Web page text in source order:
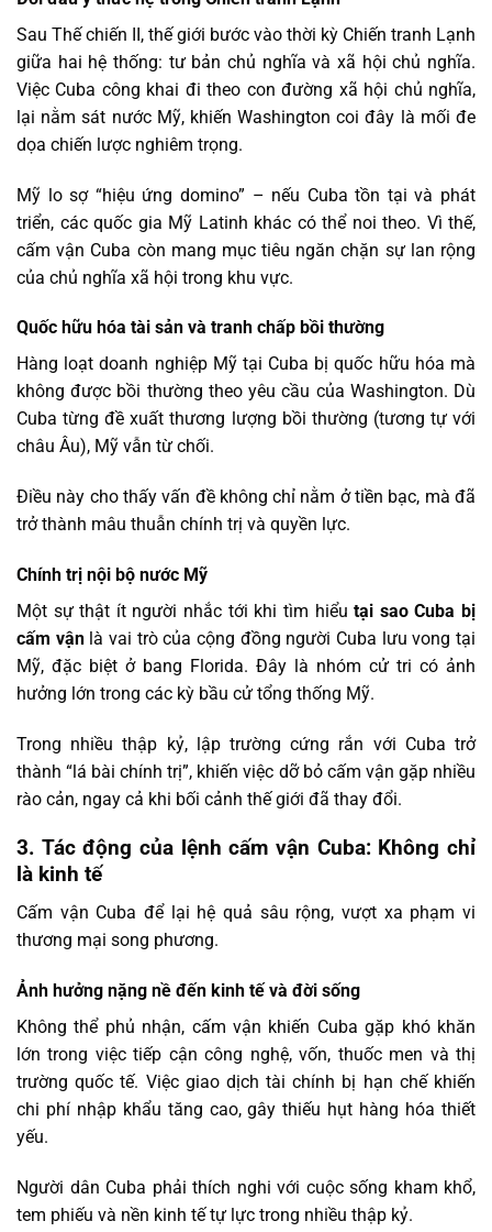
Sau Thế chiến II, thế giới bước vào thời kỳ Chiến tranh Lạnh
giữa hai hệ thống: tư bản chủ nghĩa và xã hội chủ nghĩa.
Việc Cuba công khai đi theo con đường xã hội chủ nghĩa,
lại nằm sát nước Mỹ, khiến Washington coi đây là mối đe
dọa chiến lược nghiêm trọng.
Mỹ lo sợ “hiệu ứng domino” – nếu Cuba tồn tại và phát
triển, các quốc gia Mỹ Latinh khác có thể noi theo. Vì thế,
cấm vận Cuba còn mang mục tiêu ngăn chặn sự lan rộng
của chủ nghĩa xã hội trong khu vực.
Quốc hữu hóa tài sản và tranh chấp bồi thường
Hàng loạt doanh nghiệp Mỹ tại Cuba bị quốc hữu hóa mà
không được bồi thường theo yêu cầu của Washington. Dù
Cuba từng đề xuất thương lượng bồi thường (tương tự với
châu Âu), Mỹ vẫn từ chối.
Điều này cho thấy vấn đề không chỉ nằm ở tiền bạc, mà đã
trở thành mâu thuẫn chính trị và quyền lực.
Chính trị nội bộ nước Mỹ
Một sự thật ít người nhắc tới khi tìm hiểutại sao Cuba bị
cấm vậnlà vai trò của cộng đồng người Cuba lưu vong tại
Mỹ, đặc biệt ở bang Florida. Đây là nhóm cử tri có ảnh
hưởng lớn trong các kỳ bầu cử tổng thống Mỹ.
Trong nhiều thập kỷ, lập trường cứng rắn với Cuba trở
thành “lá bài chính trị”, khiến việc dỡ bỏ cấm vận gặp nhiều
rào cản, ngay cả khi bối cảnh thế giới đã thay đổi.
3. Tác động của lệnh cấm vận Cuba: Không chỉ
là kinh tế
Cấm vận Cuba để lại hệ quả sâu rộng, vượt xa phạm vi
thương mại song phương.
Ảnh hưởng nặng nề đến kinh tế và đời sống
Không thể phủ nhận, cấm vận khiến Cuba gặp khó khăn
lớn trong việc tiếp cận công nghệ, vốn, thuốc men và thị
trường quốc tế. Việc giao dịch tài chính bị hạn chế khiến
chi phí nhập khẩu tăng cao, gây thiếu hụt hàng hóa thiết
yếu.
Người dân Cuba phải thích nghi với cuộc sống kham khổ,
tem phiếu và nền kinh tế tự lực trong nhiều thập kỷ.